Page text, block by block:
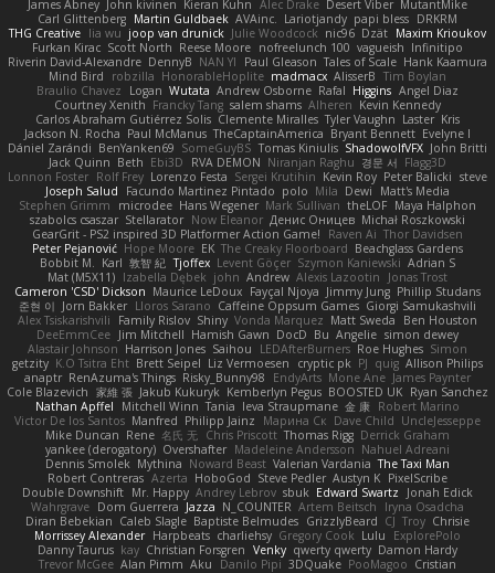
James Abney John kivinen Kieran Kuhn Alec Drake Desert Viber MutantMike
Carl Glittenberg Martin Guldbaek AVAinc. Lariotjandy papi bless DRKRM
THG Creative lia wu joop van drunick Julie Woodcock nic96 Dzät Maxim Krioukov
Furkan Kirac Scott North Reese Moore nofreelunch 100 vagueish Infinitipo
Riverin David-Alexandre DennyB NAN YI Paul Gleason Tales of Scale Hank Kaamura
Mind Bird
robzilla HonorableHoplite madmacx AlisserB Tim Boylan
Braulio Chavez
Logan Wutata Andrew Osborne Rafal Higgins Angel Diaz
Courtney Xenith Francky Tang salem shams Alheren Kevin Kennedy
Carlos Abraham Gutiérrez Solis Clemente Miralles Tyler Vaughn Laster Kris
Jackson N. Rocha Paul McManus TheCaptainAmerica Bryant Bennett Evelyne I
Dániel Zarándi BenYanken69 SomeGuyBS Tomas Kiniulis ShadowolfVFX John Britti
Jack Quinn Beth Ebi3D RVA DEMON Niranjan Raghu 경문 서 Flagg3D
Lonnon Foster Rolf Frey Lorenzo Festa Sergei Krutihin Kevin Roy Peter Balicki steve
Joseph Salud
Facundo Martinez Pintado polo Mila Dewi
Matt's Media
Stephen Grimm
microdee Hans Wegener Mark Sullivan theLOF Maya Halphon
szabolcs csaszar Stellarator Now Eleanor Денис Оницев Michał Roszkowski
GearGrit - PS2 inspired 3D Platformer Action Game!
Raven Ai Thor Davidsen
Peter Pejanović Hope Moore EK The Creaky Floorboard Beachglass Gardens
Bobbit M. Karl 敦智 紀 Tjoffex Levent Göçer Szymon Kaniewski Adrian S
Mat (M5X11) Izabella Dębek john Andrew Alexis Lazootin
Jonas Trost
Cameron 'CSD' Dickson Maurice LeDoux Fayçal Njoya Jimmy Jung Phillip Studans
준현 이 Jorn Bakker Lloros Sarano Caffeine Oppsum Games Giorgi Samukashvili
Alex Tsiskarishvili
Family Rislov Shiny Vonda Marquez Matt Sweda
Ben Houston
DeeEmmCee Jim Mitchell Hamish Gawn DocD Bu Angelie simon dewey
Alastair Johnson Harrison Jones Saihou LEDAfterBurners Roe Hughes Simon
getzity K.O Tsitra Eht Brett Seipel Liz Vermoesen cryptic pk PJ quig Allison Philips
anaptr RenAzuma's Things Risky_Bunny98 EndyArts Mone Ane James Paynter
Cole Blazevich 家維 張 Jakub Kukuryk Kemberlyn Pegus BOOSTED UK Ryan Sanchez
Nathan Apffel
Mitchell Winn Tania Ieva Straupmane 金 康 Robert Marino
Victor De los Santos Manfred Philipp Jainz Марина Ск Dave Child UncleJesseppe
Mike Duncan Rene 名氏 无 Chris Priscott Thomas Rigg Derrick Graham
yankee (derogatory) Overshafter Madeleine Andersson Nahuel Adreani
Dennis Smolek Mythina Noward Beast Valerian Vardania The Taxi Man
Robert Contreras Azerta HoboGod Steve Pedler Austyn K PixelScribe
Double Downshift Mr. Happy Andrey Lebrov sbuk Edward Swartz
Jonah Edick
Wahrgrave Dom Guerrera Jazza N_COUNTER Artem Beitsch
Iryna Osadcha
Diran Bebekian Caleb Slagle Baptiste Belmudes GrizzlyBeard CJ Troy Chrisie
Morrissey Alexander Harpbeats charliehsy Gregory Cook Lulu
ExplorePolo
Danny Taurus kay Christian Forsgren Venky qwerty qwerty Damon Hardy
Trevor McGee Alan Pimm Aku Danilo Pipi 3DQuake PooMagoo Cristian